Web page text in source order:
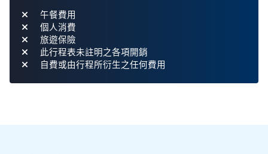
午餐費用
個人消費
旅遊保險
此行程表未註明之各項開銷
自費或由行程所衍生之任何費用